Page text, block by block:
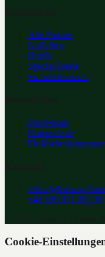
Alle Partner
Golfclubs
Hotels
Special Deals
So funktioniert's
Impressum
Datenschutz
+43 699 811 802 16
Cookie-